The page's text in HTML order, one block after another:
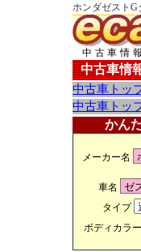
ホンダゼストG
中古車情
中古車情
中古車トッ
中古車トッ
かん
メーカー名
車名
タイプ
ボディカラー